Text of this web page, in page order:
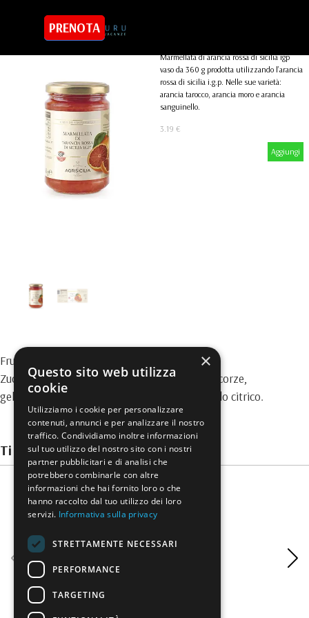
Salta menù
PRENOTA
SHOP
Marmellata di arancia rossa di sicilia igp
vaso da 360 g prodotta utilizzando l’arancia
rossa di sicilia i.g.p. Nelle sue varietà:
arancia tarocco, arancia moro e arancia
sanguinello.
3.19 €
Aggiungi
Frutta utilizzata: 45g per 100g
Zucchero, “Arancia Rossa di Sicilia I.G.P.”con scorze,
geliﬁcante: pectina di frutta, acidiﬁcante: acido citrico.
Ti potrebbero interessare
×
Questo sito web utilizza
cookie
Utilizziamo i cookie per personalizzare
contenuti, annunci e per analizzare il nostro
traffico. Condividiamo inoltre informazioni
sul tuo utilizzo del nostro sito con i nostri
partner pubblicitari e di analisi che
potrebbero combinarle con altre
informazioni che hai fornito loro o che
hanno raccolto dal tuo utilizzo dei loro
servizi. Informativa sulla privacy
STRETTAMENTE NECESSARI
PERFORMANCE
TARGETING